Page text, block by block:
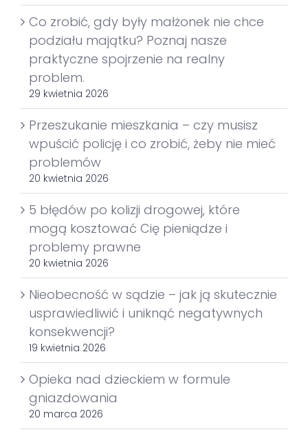
Co zrobić, gdy były małżonek nie chce
podziału majątku? Poznaj nasze
praktyczne spojrzenie na realny
problem.
29 kwietnia 2026
Przeszukanie mieszkania – czy musisz
wpuścić policję i co zrobić, żeby nie mieć
problemów
20 kwietnia 2026
5 błędów po kolizji drogowej, które
mogą kosztować Cię pieniądze i
problemy prawne
20 kwietnia 2026
Nieobecność w sądzie – jak ją skutecznie
usprawiedliwić i uniknąć negatywnych
konsekwencji?
19 kwietnia 2026
Opieka nad dzieckiem w formule
gniazdowania
20 marca 2026